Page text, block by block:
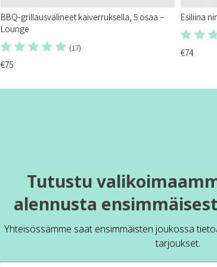
BBQ-grillausvälineet kaiverruksella, 5 osaa –
Lounge
(17)
€75
Esiliina
€74
Tutustu
alennusta
Yhteisössämme saat ensimmäisten joukossa
tarjoukset.